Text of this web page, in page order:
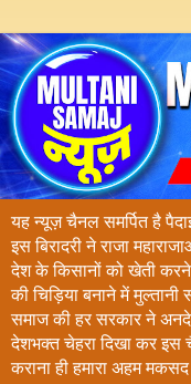
यह न्यूज़ चैनल समर्पित है
इस बिरादरी ने राजा
देश के किसानों को खेती
की चिड़िया बनाने में
समाज की हर सरकार ने
देशभक्त चेहरा दिखा कर इस
कराना ही हमारा अहम